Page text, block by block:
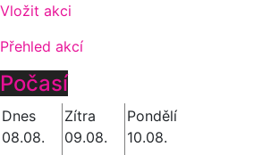
Vložit akci
Přehled akcí
Počasí
Dnes
08.08.
Zítra
09.08.
Pondělí
10.08.